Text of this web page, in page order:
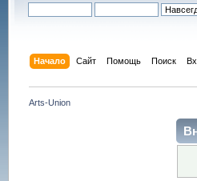
Начало Сайт Помощь Поиск
Arts-Union